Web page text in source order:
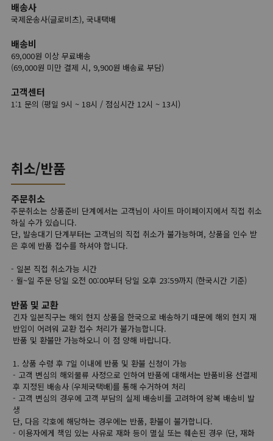
배송사
국제운송사(글로비츠), 국내택배
배송비
69,000원 이상 무료배송
(69,000원 미만 결제 시, 9,900원 배송료 부담)
고객센터
1:1 문의 (평일 9시 ~ 18시 / 점심시간 12시 ~ 13시)
취소/반품
주문취소
주문취소는 상품준비 단계에서는 고객님이 사이트 마이페이지에서 직접 취소
하실 수가 있습니다.
단, 발송대기 단계부터는 고객님의 직접 취소가 불가능하며, 상품을 인수 받
은 후에 반품 접수를 하셔야 합니다.
- 일본 직접 취소가능 시간
· 월~일 주문 당일 오전 00:00부터 당일 오후 23:59까지 (한국시간 기준)
반품 및 교환
긴자 일본직구는 해외 현지 상품을 한국으로 배송하기 때문에 해외 현지 재
반입이 어려워 교환 접수 처리가 불가능합니다.
반품 및 환불만 가능하오니 이 점 양해 바랍니다.
1. 상품 수령 후 7일 이내에 반품 및 환불 신청이 가능
- 고객 변심의 해외물류 사정으로 인하여 반품에 대해서는 반품비용 선결제
후 지정된 배송사 (우체국택배)를 통해 수거하여 처리
- 고객 변심의 경우에 고객 부담의 실제 배송비를 고려하여 왕복 배송비 발
생
단, 다음 각호에 해당하는 경우에는 반품, 환불이 불가합니다.
- 이용자에게 책임 있는 사유로 재화 등이 멸실 또는 훼손된 경우 (단, 재화